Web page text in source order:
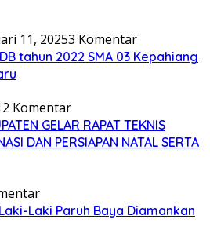
11, 20253 Komentar
tahun 2022 SMA 03 Kepahiang
2 Komentar
GELAR RAPAT TEKNIS
DAN PERSIAPAN NATAL SERTA
Laki Paruh Baya Diamankan